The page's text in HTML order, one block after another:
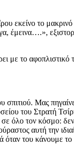
εκείνο το
με το
σπιτιού. Μας
του Στρατή
όλο τον κόσμο: δεν
αυτή την
του κάνουμε το